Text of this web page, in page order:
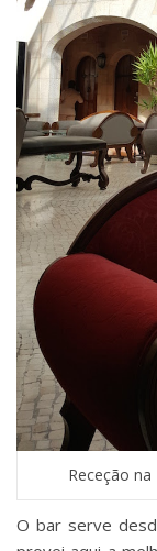
Receção
O bar serve